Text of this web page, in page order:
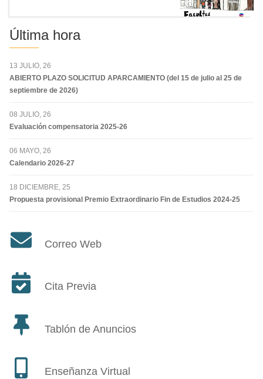
Última hora
13 JULIO, 26
ABIERTO PLAZO SOLICITUD APARCAMIENTO (del 15 de julio al 25 de
septiembre de 2026)
08 JULIO, 26
Evaluación compensatoria 2025-26
06 MAYO, 26
Calendario 2026-27
18 DICIEMBRE, 25
Propuesta provisional Premio Extraordinario Fin de Estudios 2024-25
Correo Web
Cita Previa
Tablón de Anuncios
Enseñanza Virtual